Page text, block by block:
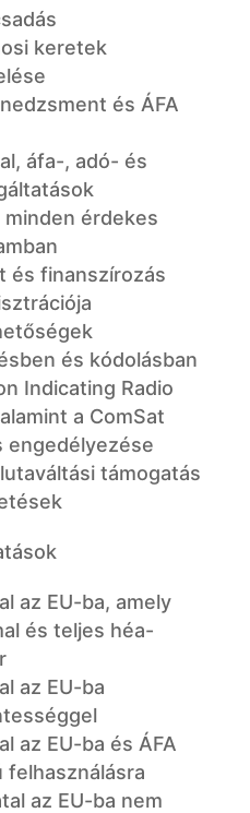
keretek
és ÁFA
áfa-, adó- és
érdekes
és finanszírozás
és kódolásban
Indicating Radio
a ComSat
engedélyezése
támogatás
az EU-ba, amely
és teljes héa-
az EU-ba
az EU-ba és ÁFA
felhasználásra
az EU-ba nem